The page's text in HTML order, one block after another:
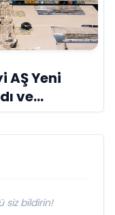
AŞ Yeni
ve
Vizyon
siz bildirin!